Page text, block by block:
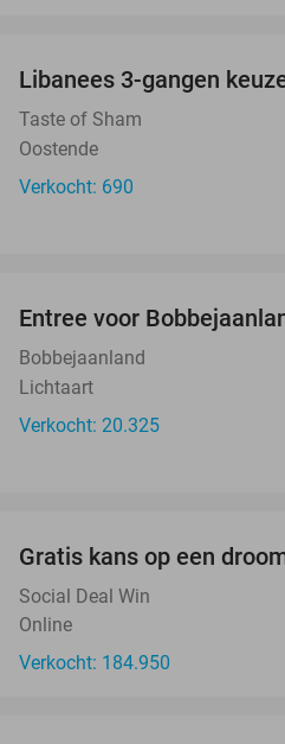
Libanees 3-gangen
Taste of Sham
Oostende
Verkocht: 690
Entree voor
Bobbejaanland
Lichtaart
Verkocht: 20.325
Gratis kans op een
Social Deal Win
Online
Verkocht: 184.950